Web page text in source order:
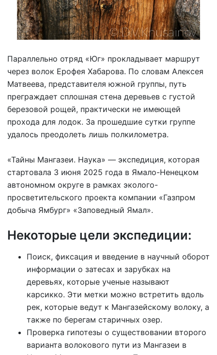
Параллельно отряд «Юг» прокладывает маршрут
через волок Ерофея Хабарова. По словам Алексея
Матвеева, представителя южной группы, путь
преграждает сплошная стена деревьев с густой
березовой рощей, практически не имеющей
прохода для лодок. За прошедшие сутки группе
удалось преодолеть лишь полкилометра.
«Тайны Мангазеи. Наука» — экспедиция, которая
стартовала 3 июня 2025 года в Ямало-Ненецком
автономном округе в рамках эколого-
просветительского проекта компании «Газпром
добыча Ямбург» «Заповедный Ямал».
Некоторые цели экспедиции:
Поиск, фиксация и введение в научный оборот
информации о затесах и зарубках на
деревьях, которые ученые называют
карсикко. Эти метки можно встретить вдоль
рек, которые ведут к Мангазейскому волоку, а
также по берегам старичных озер.
Проверка гипотезы о существовании второго
варианта волокового пути из Мангазеи в